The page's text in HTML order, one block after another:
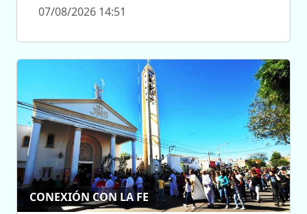
07/08/2026 14:51
CONEXIÓN CON LA FE